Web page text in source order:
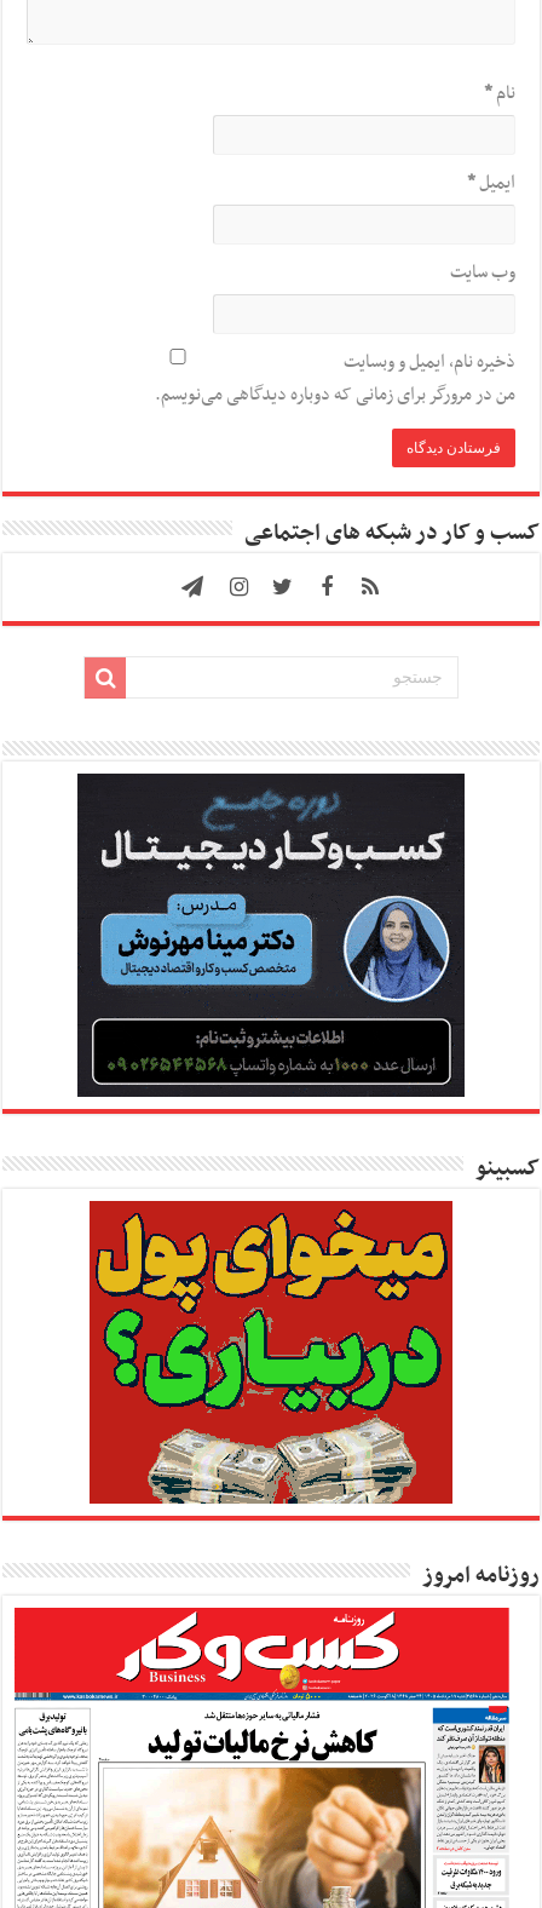
نام*
ایمیل*
وب‌ سایت
ذخیره نام، ایمیل و وبسایت
من در مرورگر برای زمانی که دوباره دیدگاهی می‌نویسم.
کسب و کار در شبکه های اجتماعی
کسبینو
روزنامه امروز